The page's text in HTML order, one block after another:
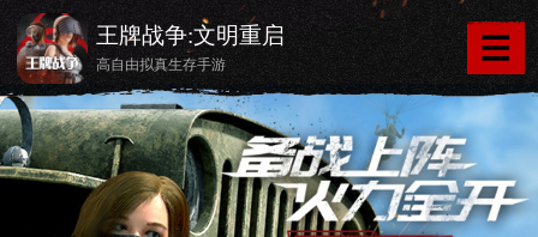
王牌战争:文明重启
高自由拟真生存手游